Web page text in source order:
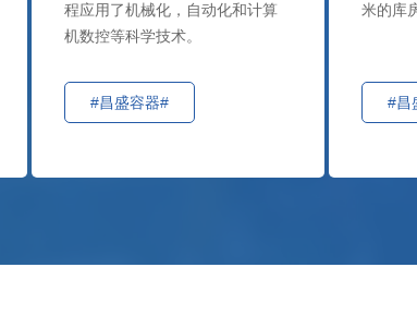
程应用了机械化，自动化和计算
机数控等科学技术。
#昌盛容器#
米的库
#昌